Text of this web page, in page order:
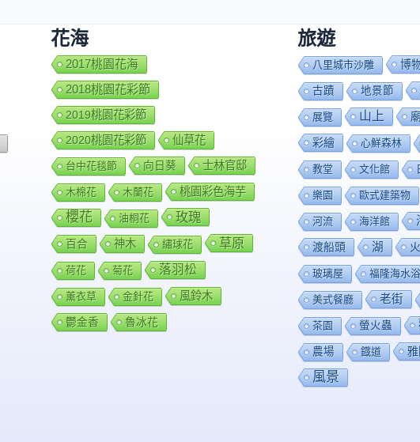
花海
2017桃園花海
2018桃園花彩節
2019桃園花彩節
2020桃園花彩節
仙草花
台中花毯節 向日葵 士林官邸
木棉花 木蘭花 桃園彩色海芋
櫻花 油桐花 玫瑰
百合 神木 繡球花 草原
荷花 菊花 落羽松
薰衣草 金針花 風鈴木
鬱金香 魯冰花
旅遊
八里城市沙雕 博
古蹟 地景節
展覽 山上
彩繪 心鮮森林
教堂 文化館
樂園 歐式建築物
河流 海洋館
渡船頭 湖
玻璃屋 福隆海水
美式餐廳 老街
茶園 螢火蟲
農場 鐡道 雅
風景